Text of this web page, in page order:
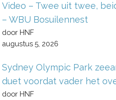
Video – Twee uit twee,
– WBU Bosuilennest
door HNF
augustus 5, 2026
Sydney Olympic Park
duet voordat vader het
door HNF